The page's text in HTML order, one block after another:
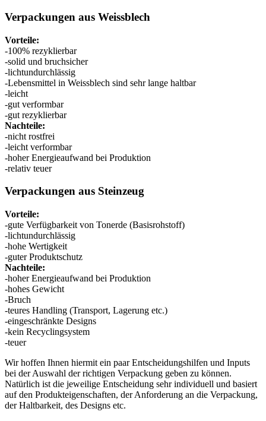
Verpackungen aus Weissblech
Vorteile:
-100% rezyklierbar
-solid und bruchsicher
-lichtundurchlässig
-Lebensmittel in Weissblech sind sehr lange haltbar
-leicht
-gut verformbar
-gut rezyklierbar
Nachteile:
-nicht rostfrei
-leicht verformbar
-hoher Energieaufwand bei Produktion
-relativ teuer
Verpackungen aus Steinzeug
Vorteile:
-gute Verfügbarkeit von Tonerde (Basisrohstoff)
-lichtundurchlässig
-hohe Wertigkeit
-guter Produktschutz
Nachteile:
-hoher Energieaufwand bei Produktion
-hohes Gewicht
-Bruch
-teures Handling (Transport, Lagerung etc.)
-eingeschränkte Designs
-kein Recyclingsystem
-teuer
Wir hoffen Ihnen hiermit ein paar Entscheidungshilfen und Inputs
bei der Auswahl der richtigen Verpackung geben zu können.
Natürlich ist die jeweilige Entscheidung sehr individuell und basiert
auf den Produkteigenschaften, der Anforderung an die Verpackung,
der Haltbarkeit, des Designs etc.